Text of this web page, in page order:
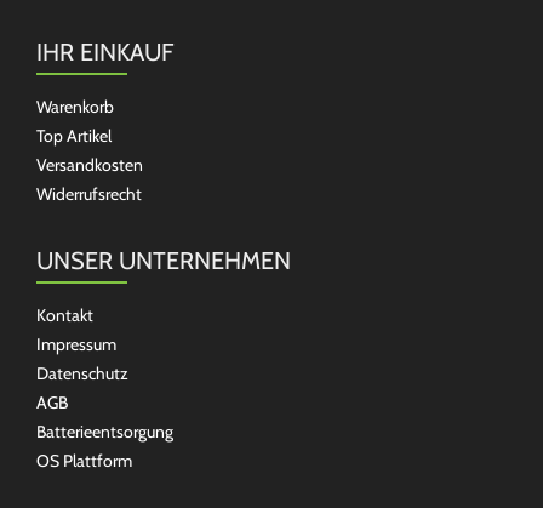
IHR EINKAUF
Warenkorb
Top Artikel
Versandkosten
Widerrufsrecht
UNSER UNTERNEHMEN
Kontakt
Impressum
Datenschutz
AGB
Batterieentsorgung
OS Plattform